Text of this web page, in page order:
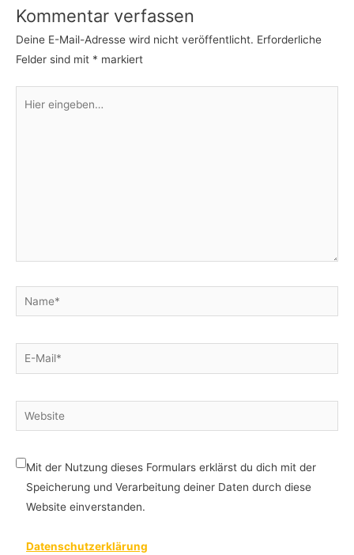
Kommentar verfassen
Deine E-Mail-Adresse wird nicht veröffentlicht. Erforderliche
Felder sind mit * markiert
eingeben…
Name*
E-
Mail*
Website
Mit der Nutzung dieses Formulars erklärst du dich mit der
Speicherung und Verarbeitung deiner Daten durch diese
Website einverstanden.
Datenschutzerklärung